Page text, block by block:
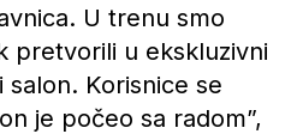
U trenu smo
pretvorili u ekskluzivni
Korisnice se
je počeo sa radom”,